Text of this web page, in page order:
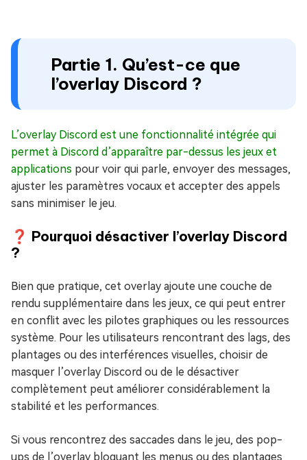
Partie 1. Qu’est-ce que
l’overlay Discord ?
L’overlay Discord est une fonctionnalité intégrée qui
permet à Discord d’apparaître par-dessus les jeux et
applications pour voir qui parle, envoyer des messages,
ajuster les paramètres vocaux et accepter des appels
sans minimiser le jeu.
❓ Pourquoi désactiver l’overlay Discord
?
Bien que pratique, cet overlay ajoute une couche de
rendu supplémentaire dans les jeux, ce qui peut entrer
en conflit avec les pilotes graphiques ou les ressources
système. Pour les utilisateurs rencontrant des lags, des
plantages ou des interférences visuelles, choisir de
masquer l’overlay Discord ou de le désactiver
complètement peut améliorer considérablement la
stabilité et les performances.
Si vous rencontrez des saccades dans le jeu, des pop-
ups de l’overlay bloquant les menus ou des plantages